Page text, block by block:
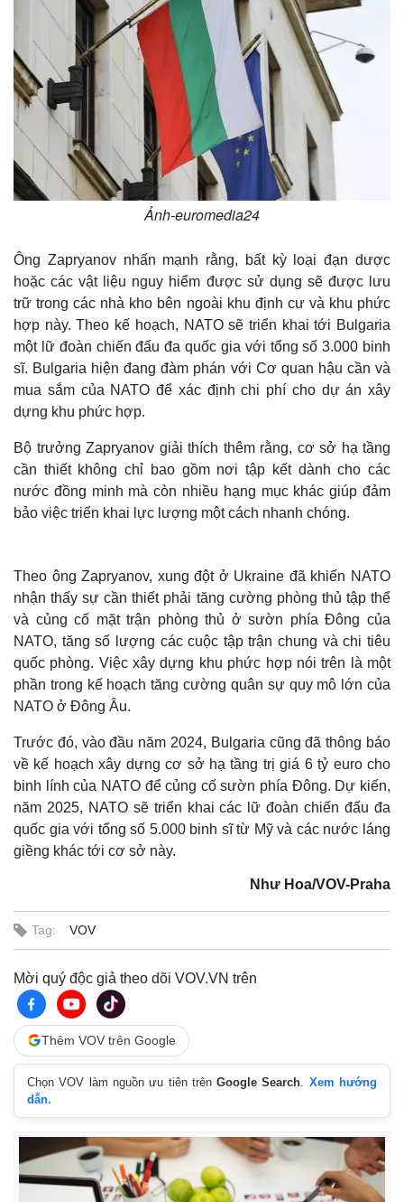
Quan sát
Cuộc sống đó đây
Ảnh
Infographic
Ảnh-euromedia24
Ông Zapryanov nhấn mạnh rằng, bất kỳ loại đạn dược
hoặc các vật liệu nguy hiểm được sử dụng sẽ được lưu
trữ trong các nhà kho bên ngoài khu định cư và khu phức
hợp này. Theo kế hoạch, NATO sẽ triển khai tới Bulgaria
một lữ đoàn chiến đấu đa quốc gia với tổng số 3.000 binh
sĩ. Bulgaria hiện đang đàm phán với Cơ quan hậu cần và
mua sắm của NATO để xác định chi phí cho dự án xây
dựng khu phức hợp.
Bộ trưởng Zapryanov giải thích thêm rằng, cơ sở hạ tầng
cần thiết không chỉ bao gồm nơi tập kết dành cho các
nước đồng minh mà còn nhiều hạng mục khác giúp đảm
bảo việc triển khai lực lượng một cách nhanh chóng.
Theo ông Zapryanov, xung đột ở Ukraine đã khiến NATO
nhận thấy sự cần thiết phải tăng cường phòng thủ tập thể
và củng cố mặt trận phòng thủ ở sườn phía Đông của
NATO, tăng số lượng các cuộc tập trận chung và chi tiêu
quốc phòng. Việc xây dựng khu phức hợp nói trên là một
phần trong kế hoạch tăng cường quân sự quy mô lớn của
NATO ở Đông Âu.
Trước đó, vào đầu năm 2024, Bulgaria cũng đã thông báo
về kế hoạch xây dựng cơ sở hạ tầng trị giá 6 tỷ euro cho
binh lính của NATO để củng cố sườn phía Đông. Dự kiến,
năm 2025, NATO sẽ triển khai các lữ đoàn chiến đấu đa
quốc gia với tổng số 5.000 binh sĩ từ Mỹ và các nước láng
giềng khác tới cơ sở này.
Như Hoa/VOV-Praha
Tag: VOV
Mời quý độc giả theo dõi VOV.VN trên
Thêm VOV trên Google
Chọn VOV làm nguồn ưu tiên trênGoogle Search
Xem hướng
dẫn.